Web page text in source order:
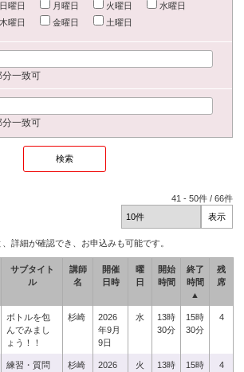
日曜日 月曜日 火曜日
水曜日
木曜日
金曜日 土曜日
一致可
一致可
41 -50件 /66件
詳細が確認でき、お申込みも可能です。
サブタイト
ル
講師
名
開催
日時
曜
日
開始
時間
終了
時間
▲
残
席
ボトルを包
んでみまし
ょう！！
杉崎
2026
年9月
9日
水
13時
30分
15時
30分
4
練習・質問
杉崎
2026
火
13時
15時
4